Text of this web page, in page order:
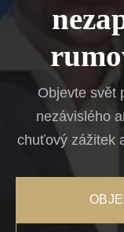
Objevte svět
nezávislého
chuťový zážitek